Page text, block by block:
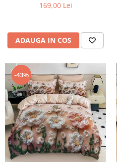
169,00 Lei
ADAUGA IN COS
-43%